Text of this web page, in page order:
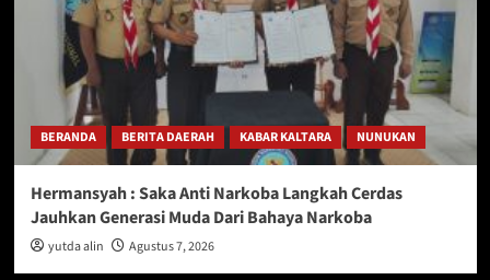
BERANDA BERITA DAERAH KABAR KALTARA NUNUKAN
Hermansyah : Saka Anti Narkoba Langkah Cerdas
Jauhkan Generasi Muda Dari Bahaya Narkoba
yutda alin Agustus 7, 2026